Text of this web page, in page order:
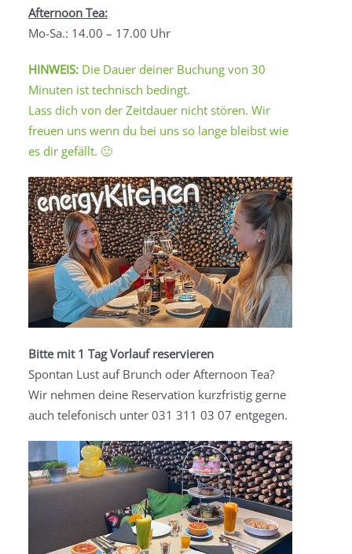
Afternoon Tea:
Mo-Sa.: 14.00 – 17.00 Uhr
HINWEIS:Die Dauer deiner Buchung von 30
Minuten ist technisch bedingt.
Lass dich von der Zeitdauer nicht stören. Wir
freuen uns wenn du bei uns so lange bleibst wie
es dir gefällt. 🙂
Bitte mit 1 Tag Vorlauf reservieren
Spontan Lust auf Brunch oder Afternoon Tea?
Wir nehmen deine Reservation kurzfristig gerne
auch telefonisch unter 031 311 03 07 entgegen.